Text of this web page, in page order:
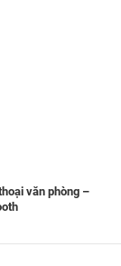
văn phòng –